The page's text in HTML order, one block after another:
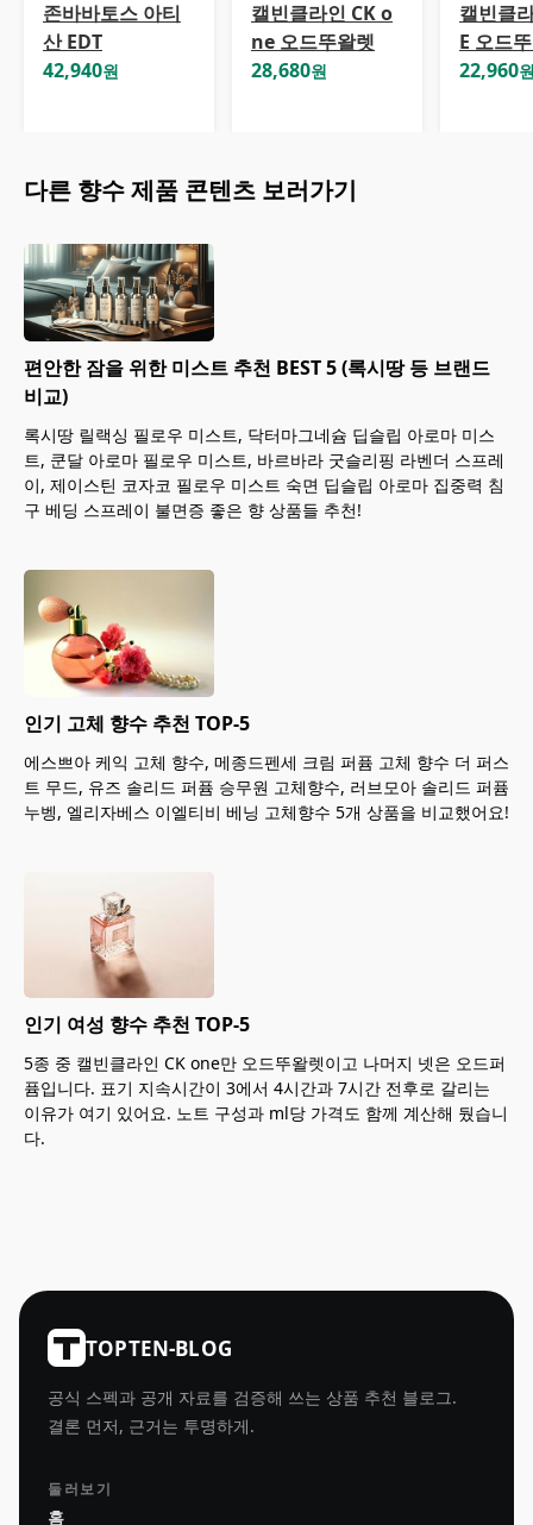
존바바토스 아티
산 EDT
42,940원
캘빈클라인 CK o
ne 오드뚜왈렛
28,680원
캘빈클
E 오드
22,960
다른 향수제품 콘텐츠 보러가기
편안한 잠을 위한 미스트 추천 BEST 5 (록시땅 등 브랜드
비교)
록시땅 릴랙싱 필로우 미스트, 닥터마그네슘 딥슬립 아로마 미스
트, 쿤달 아로마 필로우 미스트, 바르바라 굿슬리핑 라벤더 스프레
이, 제이스틴 코자코 필로우 미스트 숙면 딥슬립 아로마 집중력 침
구 베딩 스프레이 불면증 좋은 향 상품들 추천!
인기 고체 향수 추천 TOP-5
에스쁘아 케익 고체 향수, 메종드펜세 크림 퍼퓸 고체 향수 더 퍼스
트 무드, 유즈 솔리드 퍼퓸 승무원 고체향수, 러브모아 솔리드 퍼퓸
누벵, 엘리자베스 이엘티비 베닝 고체향수 5개 상품을 비교했어요!
인기 여성 향수 추천 TOP-5
5종 중 캘빈클라인 CK one만 오드뚜왈렛이고 나머지 넷은 오드퍼
퓸입니다. 표기 지속시간이 3에서 4시간과 7시간 전후로 갈리는
이유가 여기 있어요. 노트 구성과 ml당 가격도 함께 계산해 뒀습니
다.
TOPTEN-BLOG
공식 스펙과 공개 자료를 검증해 쓰는 상품 추천 블로그.
결론 먼저, 근거는 투명하게.
둘러보기
홈